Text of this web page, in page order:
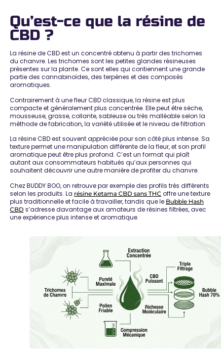
Qu’est-ce que la résine de
CBD ?
La résine de CBD est un concentré obtenu à partir des trichomes
du chanvre. Les trichomes sont les petites glandes résineuses
présentes sur la plante. Ce sont elles qui contiennent une grande
partie des cannabinoïdes, des terpènes et des composés
aromatiques.
Contrairement à une fleur CBD classique, la résine est plus
compacte et généralement plus concentrée. Elle peut être sèche,
mousseuse, grasse, collante, sableuse ou très malléable selon la
méthode de fabrication, la variété utilisée et le niveau de filtration.
La résine CBD est souvent appréciée pour son côté plus intense. Sa
texture permet une manipulation différente de la fleur, et son profil
aromatique peut être plus profond. C’est un format qui plaît
autant aux consommateurs habitués qu’aux personnes qui
souhaitent découvrir une autre manière de profiter du chanvre.
Chez BUDDY BOO, on retrouve par exemple des profils très différents
selon les produits. La résine Ketama CBD sans THC offre une texture
plus traditionnelle et facile à travailler, tandis que le Bubble Hash
CBD s’adresse davantage aux amateurs de résines filtrées, avec
une expérience plus intense et aromatique.